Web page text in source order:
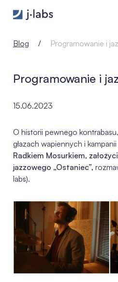
Programowanie i jazz - j‑labs
Blog Programowanie i
Programowanie i
15.06.2023
O historii pewnego
głazach wapiennych i
Radkiem Mosurkiem,
jazzowego „Ostaniec”,
labs).